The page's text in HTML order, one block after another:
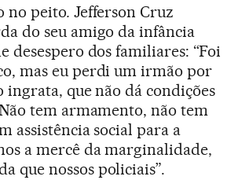
no peito. Jefferson Cruz
do seu amigo da infância
desespero dos familiares: “Foi
mas eu perdi um irmão por
ingrata, que não dá condições
tem armamento, não tem
assistência social para a
a mercê da marginalidade,
que nossos policiais”.